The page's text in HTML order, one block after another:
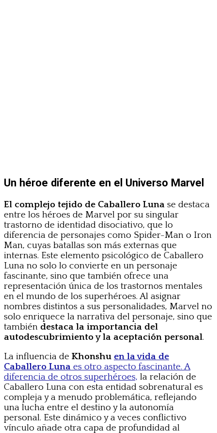
Un héroe diferente en el Universo Marvel
El complejo tejido de Caballero Luna se destaca
entre los héroes de Marvel por su singular
trastorno de identidad disociativo, que lo
diferencia de personajes como Spider-Man o Iron
Man, cuyas batallas son más externas que
internas. Este elemento psicológico de Caballero
Luna no solo lo convierte en un personaje
fascinante, sino que también ofrece una
representación única de los trastornos mentales
en el mundo de los superhéroes. Al asignar
nombres distintos a sus personalidades, Marvel no
solo enriquece la narrativa del personaje, sino que
también destaca la importancia del
autodescubrimiento y la aceptación personal.
La influencia de Khonshu en la vida de
Caballero Luna es otro aspecto fascinante. A
diferencia de otros superhéroes, la relación de
Caballero Luna con esta entidad sobrenatural es
compleja y a menudo problemática, reflejando
una lucha entre el destino y la autonomía
personal. Este dinámico y a veces conflictivo
vínculo añade otra capa de profundidad al